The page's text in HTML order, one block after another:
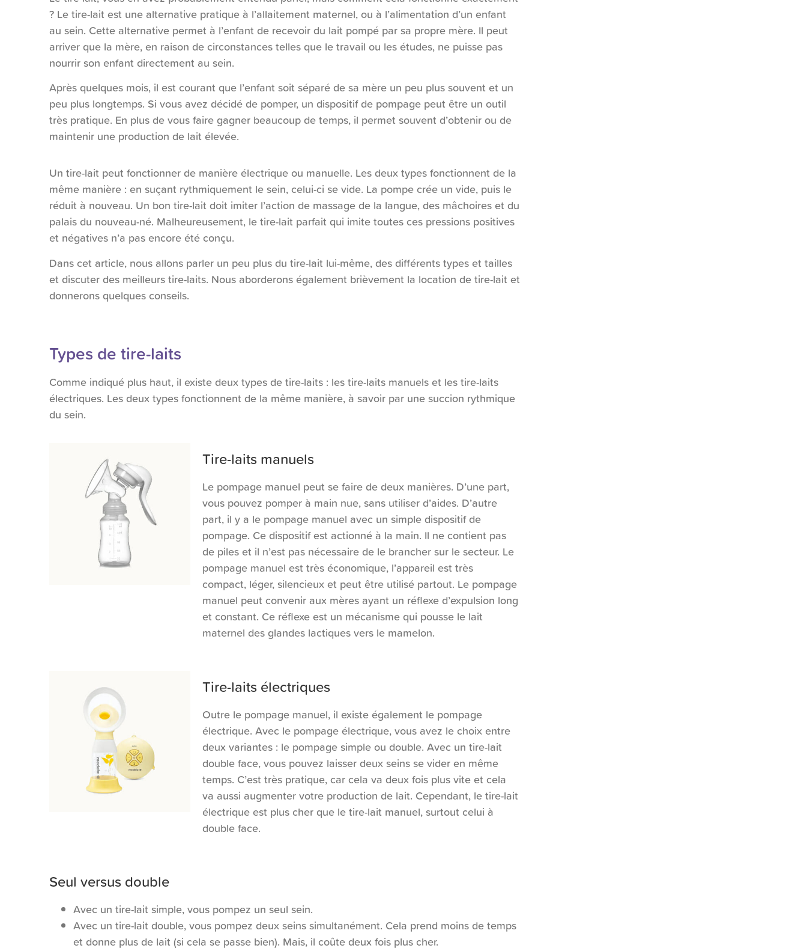
? Le tire-lait est une alternative pratique à l’allaitement maternel, ou à l’alimentation d’un enfant
au sein. Cette alternative permet à l’enfant de recevoir du lait pompé par sa propre mère. Il peut
arriver que la mère, en raison de circonstances telles que le travail ou les études, ne puisse pas
nourrir son enfant directement au sein.
Après quelques mois, il est courant que l’enfant soit séparé de sa mère un peu plus souvent et un
peu plus longtemps. Si vous avez décidé de pomper, un dispositif de pompage peut être un outil
très pratique. En plus de vous faire gagner beaucoup de temps, il permet souvent d’obtenir ou de
maintenir une production de lait élevée.
Un tire-lait peut fonctionner de manière électrique ou manuelle. Les deux types fonctionnent de la
même manière : en suçant rythmiquement le sein, celui-ci se vide. La pompe crée un vide, puis le
réduit à nouveau. Un bon tire-lait doit imiter l’action de massage de la langue, des mâchoires et du
palais du nouveau-né. Malheureusement, le tire-lait parfait qui imite toutes ces pressions positives
et négatives n’a pas encore été conçu.
Dans cet article, nous allons parler un peu plus du tire-lait lui-même, des différents types et tailles
et discuter des meilleurs tire-laits. Nous aborderons également brièvement la location de tire-lait et
donnerons quelques conseils.
Types de tire-laits
Comme indiqué plus haut, il existe deux types de tire-laits : les tire-laits manuels et les tire-laits
électriques. Les deux types fonctionnent de la même manière, à savoir par une succion rythmique
du sein.
Tire-laits manuels
Le pompage manuel peut se faire de deux manières. D’une part,
vous pouvez pomper à main nue, sans utiliser d’aides. D’autre
part, il y a le pompage manuel avec un simple dispositif de
pompage. Ce dispositif est actionné à la main. Il ne contient pas
de piles et il n’est pas nécessaire de le brancher sur le secteur. Le
pompage manuel est très économique, l’appareil est très
compact, léger, silencieux et peut être utilisé partout. Le pompage
manuel peut convenir aux mères ayant un réflexe d’expulsion long
et constant. Ce réflexe est un mécanisme qui pousse le lait
maternel des glandes lactiques vers le mamelon.
Tire-laits électriques
Outre le pompage manuel, il existe également le pompage
électrique. Avec le pompage électrique, vous avez le choix entre
deux variantes : le pompage simple ou double. Avec un tire-lait
double face, vous pouvez laisser deux seins se vider en même
temps. C’est très pratique, car cela va deux fois plus vite et cela
va aussi augmenter votre production de lait. Cependant, le tire-lait
électrique est plus cher que le tire-lait manuel, surtout celui à
double face.
Seul versus double
Avec un tire-lait simple, vous pompez un seul sein.
Avec un tire-lait double, vous pompez deux seins simultanément. Cela prend moins de temps
et donne plus de lait (si cela se passe bien). Mais, il coûte deux fois plus cher.